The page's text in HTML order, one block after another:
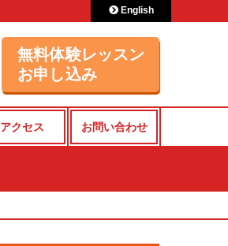
無料体験レッスン
お申し込み
English
アクセス お問い合わせ